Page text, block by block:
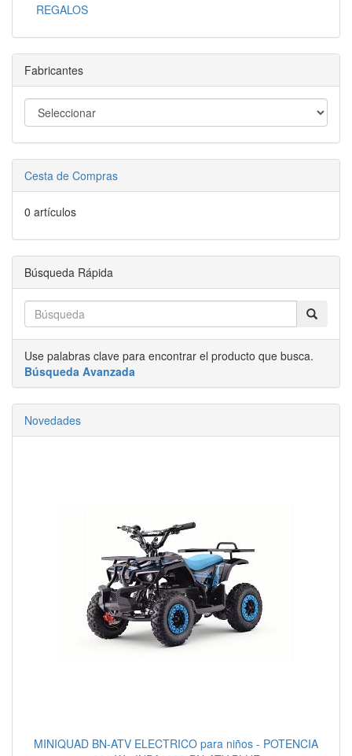
REGALOS
Fabricantes
Cesta de Compras
0 artículos
Búsqueda Rápida
Use palabras clave para encontrar el producto que busca.
Búsqueda Avanzada
Novedades
MINIQUAD BN-ATV ELECTRICO para niños - POTENCIA